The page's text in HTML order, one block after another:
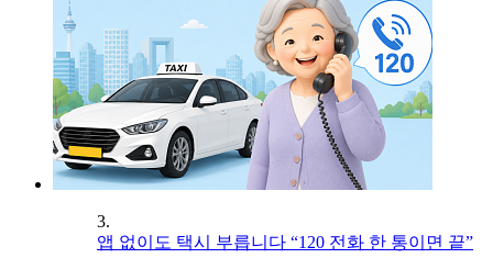
3.
앱 없이도 택시 부릅니다 “120 전화 한 통이면 끝”